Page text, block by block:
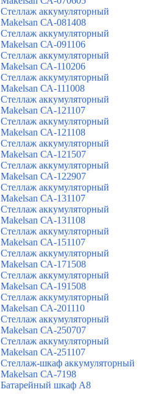
Cтеллаж аккумуляторный
Makelsan СА-081408
Cтеллаж аккумуляторный
Makelsan СА-091106
Cтеллаж аккумуляторный
Makelsan СА-110206
Cтеллаж аккумуляторный
Makelsan СА-111008
Cтеллаж аккумуляторный
Makelsan СА-121107
Cтеллаж аккумуляторный
Makelsan СА-121108
Cтеллаж аккумуляторный
Makelsan СА-121507
Cтеллаж аккумуляторный
Makelsan СА-122907
Cтеллаж аккумуляторный
Makelsan СА-131107
Cтеллаж аккумуляторный
Makelsan СА-131108
Cтеллаж аккумуляторный
Makelsan СА-151107
Cтеллаж аккумуляторный
Makelsan СА-171508
Cтеллаж аккумуляторный
Makelsan СА-191508
Cтеллаж аккумуляторный
Makelsan СА-201110
Cтеллаж аккумуляторный
Makelsan СА-250707
Cтеллаж аккумуляторный
Makelsan СА-251107
Стеллаж-шкаф аккумуляторный
Makelsan СА-7198
Батарейный шкаф А8